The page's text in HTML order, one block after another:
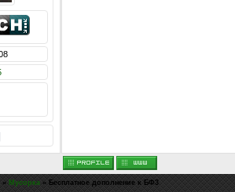
» Мусорка » Бесплатное дополнение к БФ3